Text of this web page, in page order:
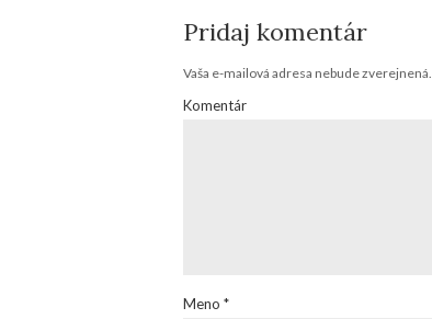
Pridaj komentár
Vaša e-mailová adresa nebude zverejnená.
Komentár
Meno *